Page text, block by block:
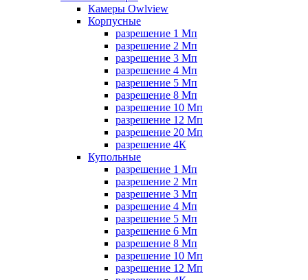
Камеры Owlview
Корпусные
разрешение 1 Мп
разрешение 2 Мп
разрешение 3 Мп
разрешение 4 Мп
разрешение 5 Мп
разрешение 8 Мп
разрешение 10 Мп
разрешение 12 Мп
разрешение 20 Мп
разрешение 4К
Купольные
разрешение 1 Мп
разрешение 2 Мп
разрешение 3 Мп
разрешение 4 Мп
разрешение 5 Мп
разрешение 6 Мп
разрешение 8 Мп
разрешение 10 Мп
разрешение 12 Мп